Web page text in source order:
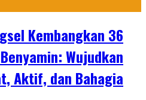
Kembangkan 36
Wujudkan
Aktif, dan Bahagia